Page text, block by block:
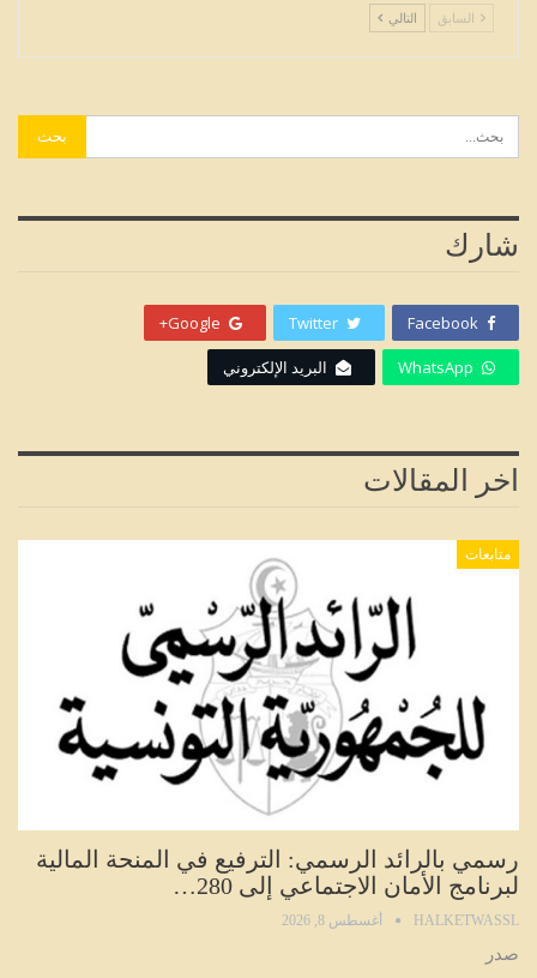
السابق التالي
شارك
Facebook
Twitter
Google+
WhatsApp البريد الإلكتروني
اخر المقالات
متابعات
رسمي بالرائد الرسمي: الترفيع في المنحة المالية
لبرنامج الأمان الاجتماعي إلى 280…
HALKETWASSL أغسطس 8, 2026
صدر